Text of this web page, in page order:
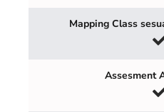
Mapping Class
Assesment